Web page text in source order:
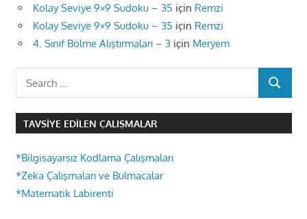
Kolay Seviye 9×9 Sudoku – 35 için Remzi
Kolay Seviye 9×9 Sudoku – 35 için Remzi
4. Sınıf Bölme Alıştırmaları – 3 için Meryem
SEARCH
TAVSIYE EDILEN ÇALIŞMALAR
*Bilgisayarsız Kodlama Çalışmaları
*Zeka Çalışmaları ve Bulmacalar
*Matematik Labirenti